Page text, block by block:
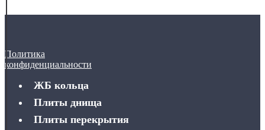
Политика
конфиденциальности
ЖБ кольца
Плиты днища
Плиты перекрытия